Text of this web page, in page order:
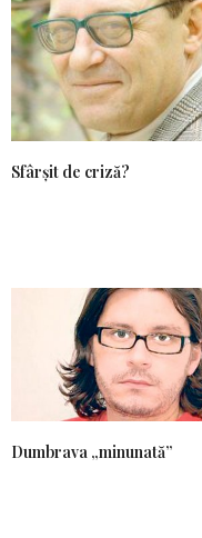
Sfârșit de criză?
Dumbrava „minunată”